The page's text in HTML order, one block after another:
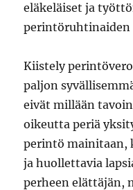
eläkeläiset ja
perintöruhtinaiden
Kiistely
paljon
eivät millään
oikeutta periä
perintö mainitaan,
ja huollettavia
perheen elättäjän,